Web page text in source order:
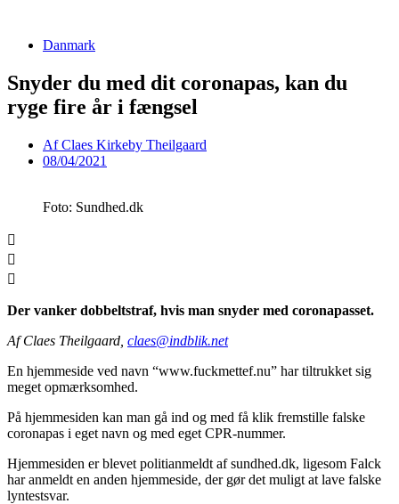
indholdDanmark
Snyder du med dit coronapas, kan du
ryge fire år i fængsel
AfClaes Kirkeby Theilgaard
08/04/2021
Foto: Sundhed.dk
Der vanker dobbeltstraf, hvis man snyder med coronapasset.
Af Claes Theilgaard, claes@indblik.net
En hjemmeside ved navn “www.fuckmettef.nu” har tiltrukket sig
meget opmærksomhed.
På hjemmesiden kan man gå ind og med få klik fremstille falske
coronapas i eget navn og med eget CPR-nummer.
Hjemmesiden er blevet politianmeldt af sundhed.dk, ligesom Falck
har anmeldt en anden hjemmeside, der gør det muligt at lave falske
lyntestsvar.